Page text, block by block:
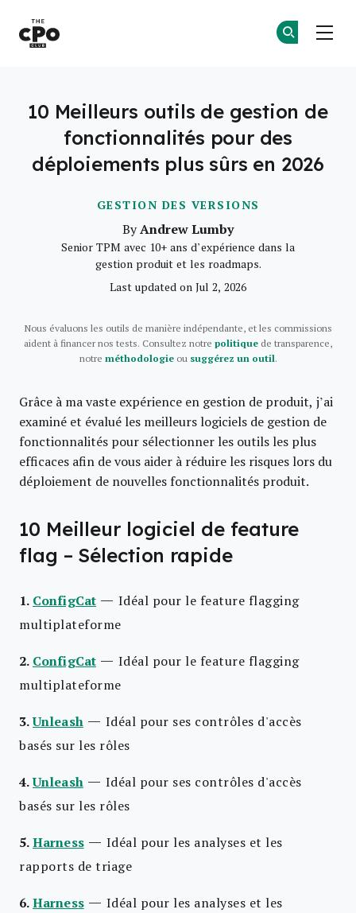
GESTION DES VERSIONS
10 Meilleurs outils de gestion de
fonctionnalités pour des
déploiements plus sûrs en 2026
ByAndrew Lumby
Senior TPM avec 10+ ans d’expérience dans la
gestion produit et les roadmaps.
Last updated on Jul 2, 2026
Nous évaluons les outils de manière indépendante, et les commissions
aident à financer nos tests. Consultez notre politique de transparence,
notre méthodologieou suggérez un outil.
Grâce à ma vaste expérience en gestion de produit, j’ai
examiné et évalué les meilleurs logiciels de gestion de
fonctionnalités pour sélectionner les outils les plus
efficaces afin de vous aider à réduire les risques lors du
déploiement de nouvelles fonctionnalités produit.
10 Meilleur logiciel de feature
flag – Sélection rapide
1. ConfigCat — Idéal pour le feature flagging
multiplateforme
2. ConfigCat — Idéal pour le feature flagging
multiplateforme
3.Unleash — Idéal pour ses contrôles d'accès
basés sur les rôles
4.Unleash — Idéal pour ses contrôles d'accès
basés sur les rôles
5.Harness — Idéal pour les analyses et les
rapports de triage
6.Harness — Idéal pour les analyses et les